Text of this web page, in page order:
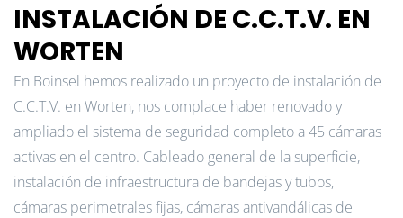
INSTALACIÓN DE C.C.T.V. EN
WORTEN
En Boinsel hemos realizado un proyecto de instalación de
C.C.T.V. en Worten, nos complace haber renovado y
ampliado el sistema de seguridad completo a 45 cámaras
activas en el centro. Cableado general de la superficie,
instalación de infraestructura de bandejas y tubos,
cámaras perimetrales fijas, cámaras antivandálicas de